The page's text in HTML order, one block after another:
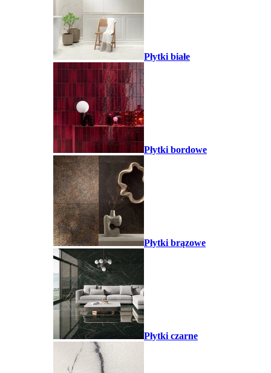
Płytki białe
Płytki bordowe
Płytki brązowe
Płytki czarne